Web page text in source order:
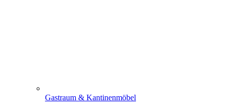
Gastraum & Kantinenmöbel